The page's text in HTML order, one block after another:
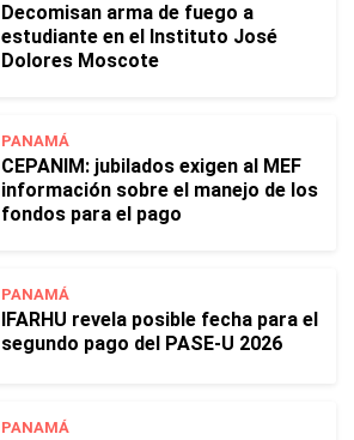
Decomisan arma de fuego a
estudiante en el Instituto José
Dolores Moscote
PANAMÁ
CEPANIM: jubilados exigen al MEF
información sobre el manejo de los
fondos para el pago
PANAMÁ
IFARHU revela posible fecha para el
segundo pago del PASE-U 2026
PANAMÁ